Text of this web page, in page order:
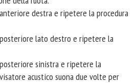
destra e ripetere la procedura
lato destro e ripetere la
sinistra e ripetere la
acustico suona due volte per